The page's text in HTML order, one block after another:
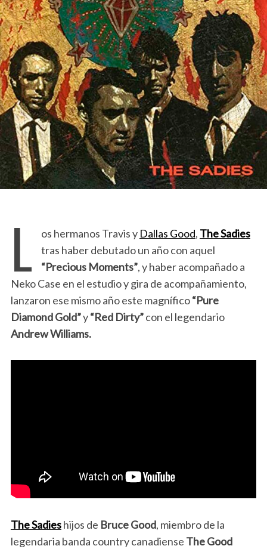
L os hermanos Travis y Dallas Good, The Sadies
tras haber debutado un año con aquel
“Precious Moments”, y haber acompañado a
Neko Case en el estudio y gira de acompañamiento,
lanzaron ese mismo año este magnífico“Pure
Diamond Gold”y“Red Dirty”con el legendario
Andrew Williams.
The Sadieshijos de Bruce Good, miembro de la
legendaria banda country canadiense The Good